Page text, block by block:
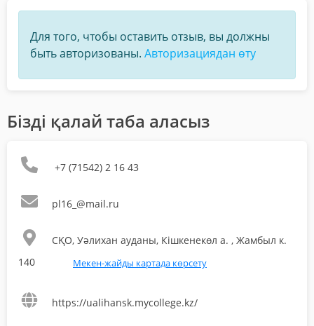
Для того, чтобы оставить отзыв, вы должны
быть авторизованы. Авторизациядан өту
Бізді қалай таба аласыз
+7 (71542) 2 16 43
pl16_@mail.ru
СҚО, Уәлихан ауданы, Кішкенекөл а. , Жамбыл к.
140
Мекен-жайды картада көрсету
https://ualihansk.mycollege.kz/